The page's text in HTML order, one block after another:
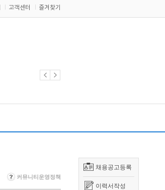
고객센터 즐겨찾기
채용공고등록
이력서작성
커뮤니티운영정책